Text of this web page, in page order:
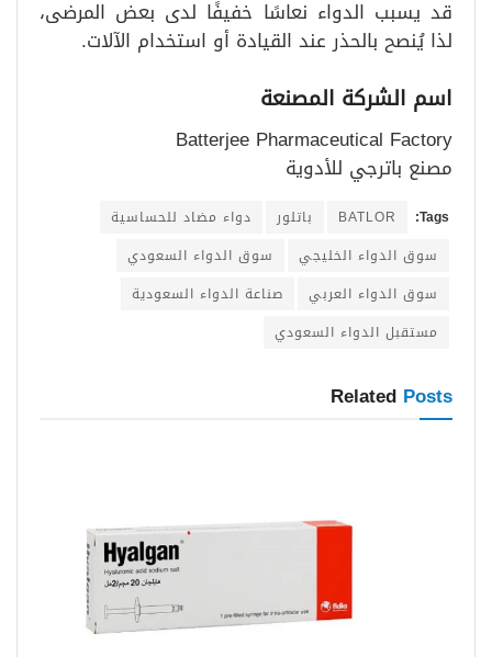
قد يسبب الدواء نعاسًا خفيفًا لدى بعض المرضى،
لذا يُنصح بالحذر عند القيادة أو استخدام الآلات.
اسم الشركة المصنعة
Batterjee Pharmaceutical Factory
مصنع باترجي للأدوية
Tags:
BATLOR باتلور
دواء مضاد للحساسية
سوق الدواء الخليجي
سوق الدواء السعودي
سوق الدواء العربي
صناعة الدواء السعودية
مستقبل الدواء السعودي
Related Posts